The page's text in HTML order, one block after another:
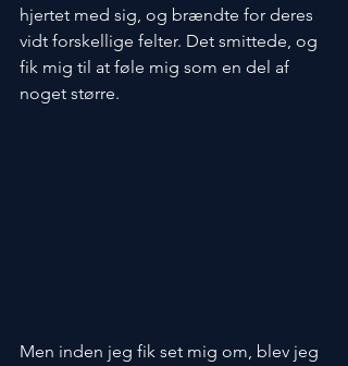
hjertet med sig, og brændte for deres
vidt forskellige felter. Det smittede, og
fik mig til at føle mig som en del af
noget større.
Men inden jeg fik set mig om, blev jeg